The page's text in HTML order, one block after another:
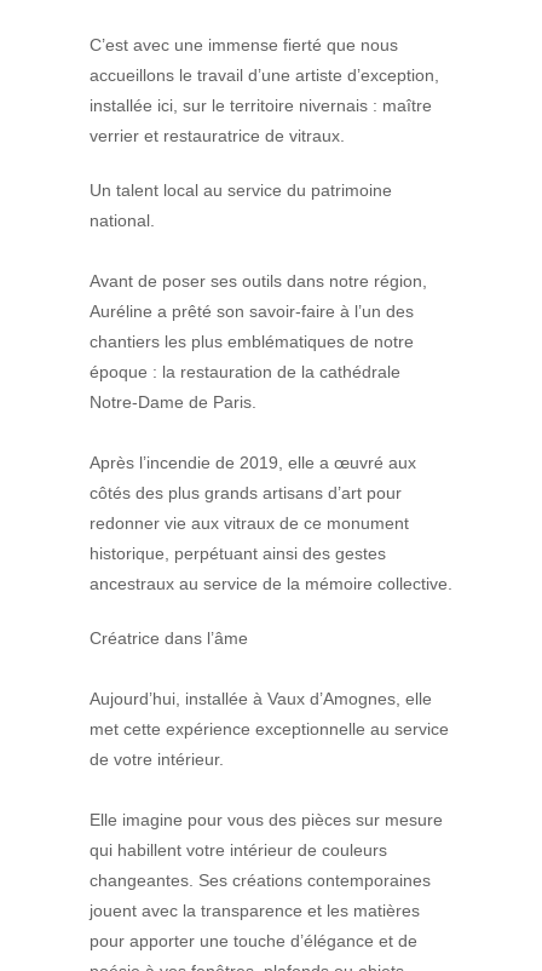
C’est avec une immense fierté que nous
accueillons le travail d’une artiste d’exception,
installée ici, sur le territoire nivernais : maître
verrier et restauratrice de vitraux.
Un talent local au service du patrimoine
national.
Avant de poser ses outils dans notre région,
Auréline a prêté son savoir-faire à l’un des
chantiers les plus emblématiques de notre
époque : la restauration de la cathédrale
Notre-Dame de Paris.
Après l’incendie de 2019, elle a œuvré aux
côtés des plus grands artisans d’art pour
redonner vie aux vitraux de ce monument
historique, perpétuant ainsi des gestes
ancestraux au service de la mémoire collective.
Créatrice dans l’âme
Aujourd’hui, installée à Vaux d’Amognes, elle
met cette expérience exceptionnelle au service
de votre intérieur.
Elle imagine pour vous des pièces sur mesure
qui habillent votre intérieur de couleurs
changeantes. Ses créations contemporaines
jouent avec la transparence et les matières
pour apporter une touche d’élégance et de